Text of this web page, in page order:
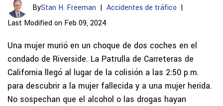
ByStan H. Freeman | Accidentes de tráfico |
Last Modified on Feb 09, 2024
Una mujer murió en un choque de dos coches en el
condado de Riverside. La Patrulla de Carreteras de
California llegó al lugar de la colisión a las 2:50 p.m.
para descubrir a la mujer fallecida y a una mujer herida.
No sospechan que el alcohol o las drogas hayan